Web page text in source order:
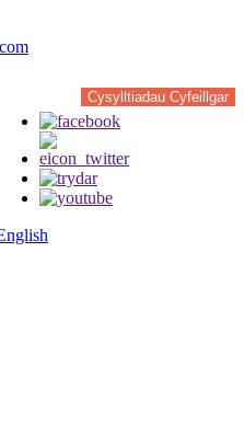
Cysylltiadau Cyfeillgar